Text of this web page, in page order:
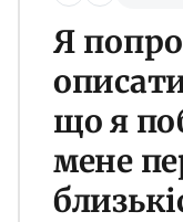
Я
що я
мене